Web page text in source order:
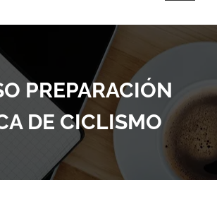
PREPARACIÓN
DE CICLISMO